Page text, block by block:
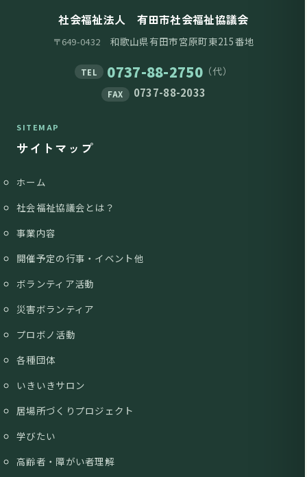
社会福祉法人 有田市社会福祉協議会
〒649-0432 和歌山県有田市宮原町東215番地
TEL 0737-88-2750（代）
FAX 0737-88-2033
SITEMAP
サイトマップ
ホーム
社会福祉協議会とは？
事業内容
開催予定の行事・イベント他
ボランティア活動
災害ボランティア
プロボノ活動
各種団体
いきいきサロン
居場所づくりプロジェクト
学びたい
高齢者・障がい者理解